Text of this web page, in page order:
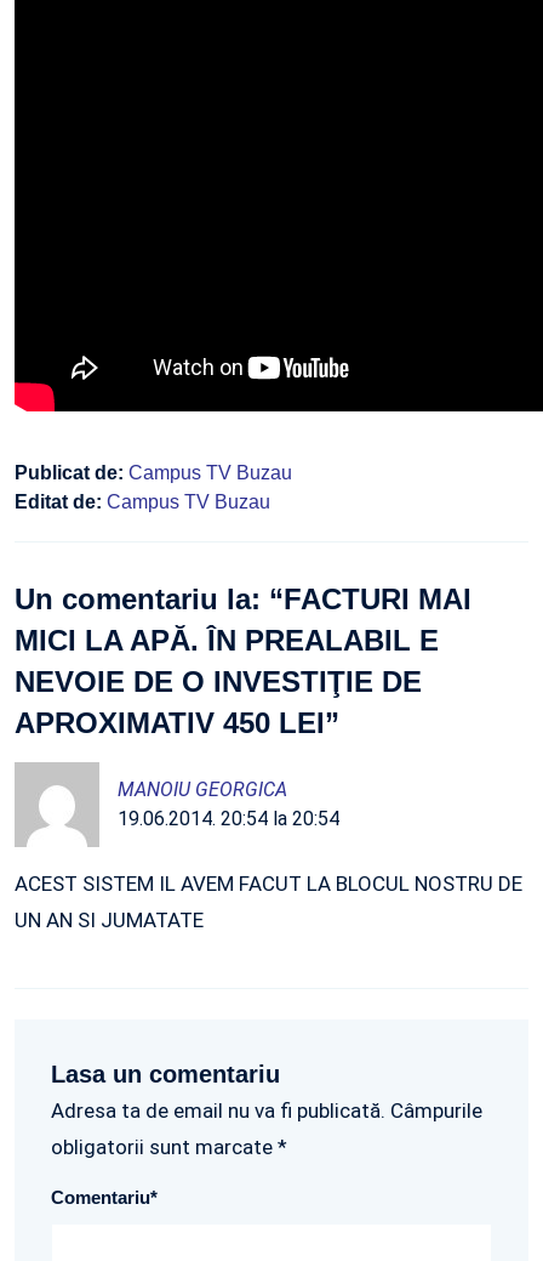
Publicat de: Campus TV Buzau
Editat de: Campus TV Buzau
Un comentariu la: “FACTURI MAI
MICI LA APĂ. ÎN PREALABIL E
NEVOIE DE O INVESTIŢIE DE
APROXIMATIV 450 LEI”
MANOIU GEORGICA
19.06.2014. 20:54 la 20:54
ACEST SISTEM IL AVEM FACUT LA BLOCUL NOSTRU DE
UN AN SI JUMATATE
Lasa un comentariu
Adresa ta de email nu va fi publicată. Câmpurile
obligatorii sunt marcate *
Comentariu*